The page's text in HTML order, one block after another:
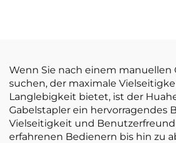
Wenn Sie nach einem manuellen
suchen, der maximale
Langlebigkeit bietet, ist der
Gabelstapler ein hervorragendes
Vielseitigkeit und
erfahrenen Bedienern bis hin zu